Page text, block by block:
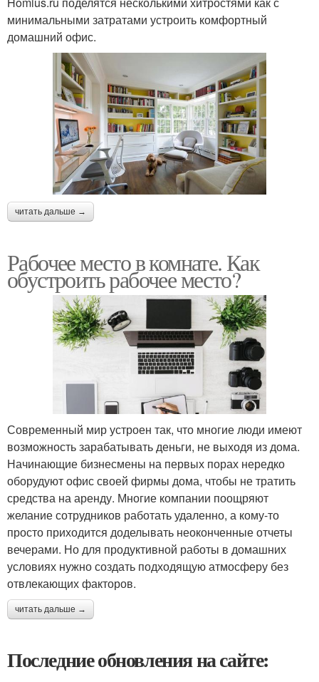
минимальными затратами устроить комфортный
домашний офис.
читать дальше →
Рабочее место в комнате. Как
обустроить рабочее место?
Современный мир устроен так, что многие люди имеют
возможность зарабатывать деньги, не выходя из дома.
Начинающие бизнесмены на первых порах нередко
оборудуют офис своей фирмы дома, чтобы не тратить
средства на аренду. Многие компании поощряют
желание сотрудников работать удаленно, а кому-то
просто приходится доделывать неоконченные отчеты
вечерами. Но для продуктивной работы в домашних
условиях нужно создать подходящую атмосферу без
отвлекающих факторов.
читать дальше →
Последние обновления на сайте: